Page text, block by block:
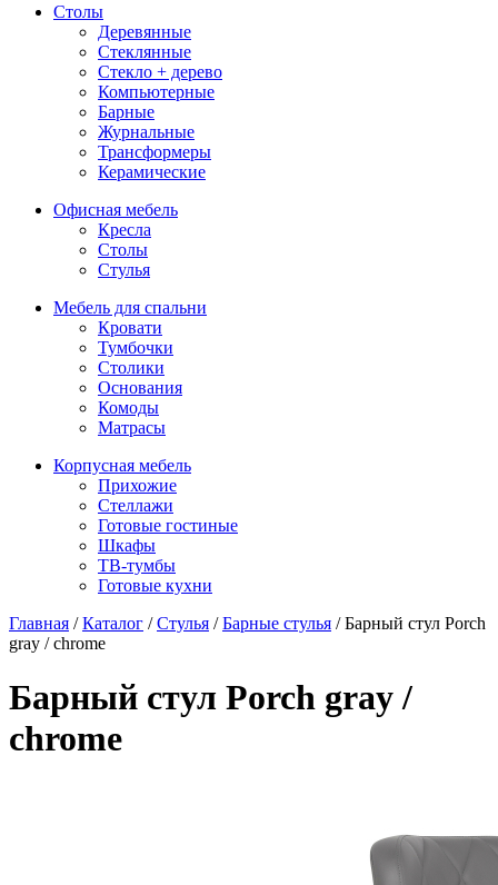
Столы
Деревянные
Стеклянные
Стекло + дерево
Компьютерные
Барные
Журнальные
Трансформеры
Керамические
Офисная мебель
Кресла
Столы
Стулья
Мебель для спальни
Кровати
Тумбочки
Столики
Основания
Комоды
Матрасы
Корпусная мебель
Прихожие
Стеллажи
Готовые гостиные
Шкафы
ТВ-тумбы
Готовые кухни
Главная /Каталог /Стулья /Барные стулья /Барный стул Porch
gray / chrome
Барный стул Porch gray /
chrome